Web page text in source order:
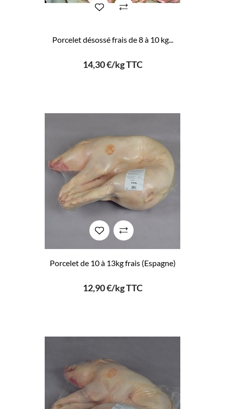
Porcelet désossé frais de 8 à 10 kg...
14,30 €/kg TTC
Porcelet de 10 à 13kg frais (Espagne)
12,90 €/kg TTC